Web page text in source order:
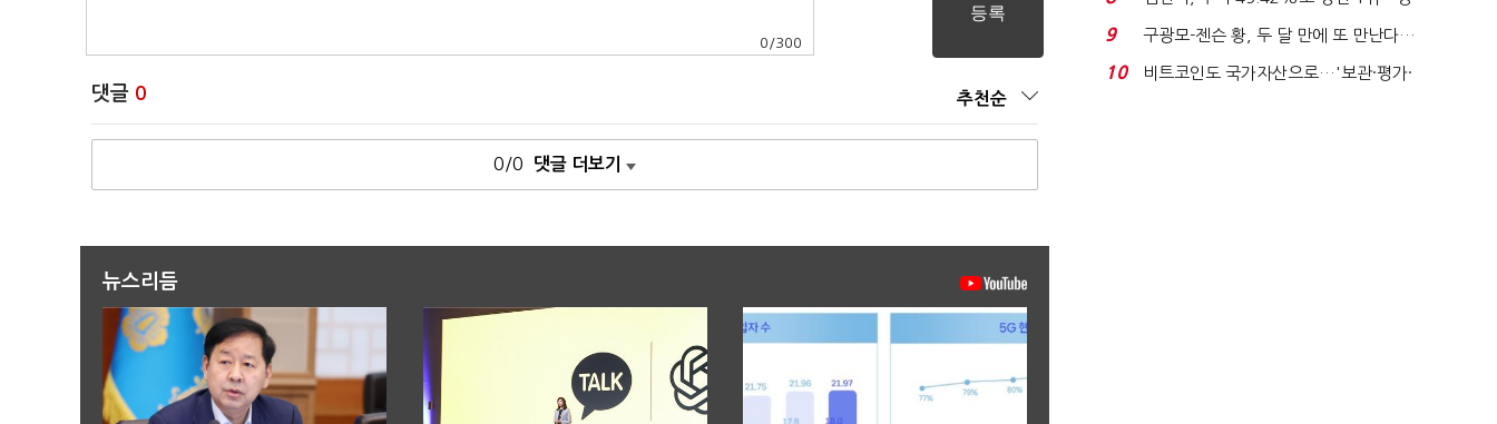
0 /300
댓글 0 추천순
0/0 댓글 더보기
뉴스리듬
청래와 격차 0.86%p(...
9
구광모-젠슨 황, 두 달 만에 또 만난다…
로봇·AI 등 논...
10
비트코인도 국가자산으로…'보관·평가·